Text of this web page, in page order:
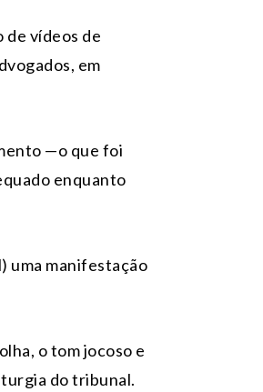
de vídeos de
em
—o que foi
enquanto
uma manifestação
o tom jocoso e
do tribunal.